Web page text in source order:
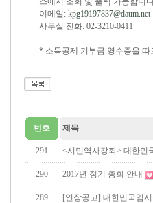
이메일: kpg19197837@daum.net
사무실 전화: 02-3210-0411
* 소득공제 기부금 영수증을
번호 제목
291 <시민역사강좌> 대한
290 2017년 정기 총회 안내
289 [연장공고] 대한민국임